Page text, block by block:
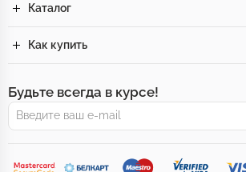
Каталог
Как купить
Будьте всегда в курсе!